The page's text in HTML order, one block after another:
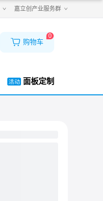
嘉立创产业服务群
购物车
0
面板定制